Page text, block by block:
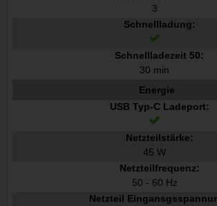
3
Schnellladung:
Schnellladezeit 50:
30 min
Energie
USB Typ-C Ladeport:
Netzteilstärke:
45 W
Netzteilfrequenz:
50 - 60 Hz
Netzteil